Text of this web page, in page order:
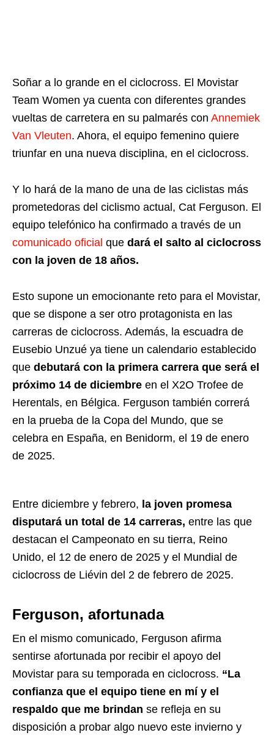
Soñar a lo grande en el ciclocross. El Movistar
Team Women ya cuenta con diferentes grandes
vueltas de carretera en su palmarés con Annemiek
Van Vleuten. Ahora, el equipo femenino quiere
triunfar en una nueva disciplina, en el ciclocross.
Y lo hará de la mano de una de las ciclistas más
prometedoras del ciclismo actual, Cat Ferguson. El
equipo telefónico ha confirmado a través de un
comunicado oficial que dará el salto al ciclocross
con la joven de 18 años.
Esto supone un emocionante reto para el Movistar,
que se dispone a ser otro protagonista en las
carreras de ciclocross. Además, la escuadra de
Eusebio Unzué ya tiene un calendario establecido
que debutará con la primera carrera que será el
próximo 14 de diciembre en el X2O Trofee de
Herentals, en Bélgica. Ferguson también correrá
en la prueba de la Copa del Mundo, que se
celebra en España, en Benidorm, el 19 de enero
de 2025.
Entre diciembre y febrero, la joven promesa
disputará un total de 14 carreras, entre las que
destacan el Campeonato en su tierra, Reino
Unido, el 12 de enero de 2025 y el Mundial de
ciclocross de Liévin del 2 de febrero de 2025.
Ferguson, afortunada
En el mismo comunicado, Ferguson afirma
sentirse afortunada por recibir el apoyo del
Movistar para su temporada en ciclocross. “La
confianza que el equipo tiene en mí y el
respaldo que me brindan se refleja en su
disposición a probar algo nuevo este invierno y